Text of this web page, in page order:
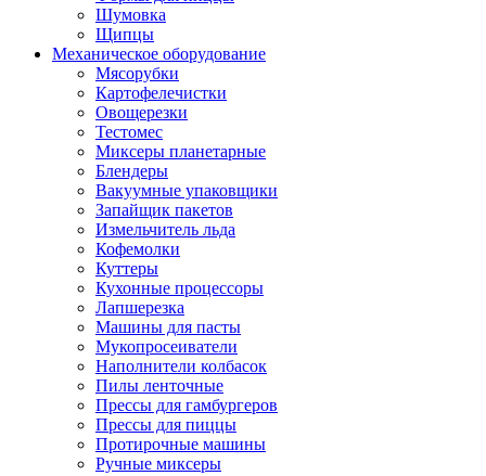
Шумовка
Щипцы
Механическое оборудование
Мясорубки
Картофелечистки
Овощерезки
Тестомес
Миксеры планетарные
Блендеры
Вакуумные упаковщики
Запайщик пакетов
Измельчитель льда
Кофемолки
Куттеры
Кухонные процессоры
Лапшерезка
Машины для пасты
Мукопросеиватели
Наполнители колбасок
Пилы ленточные
Прессы для гамбургеров
Прессы для пиццы
Протирочные машины
Ручные миксеры